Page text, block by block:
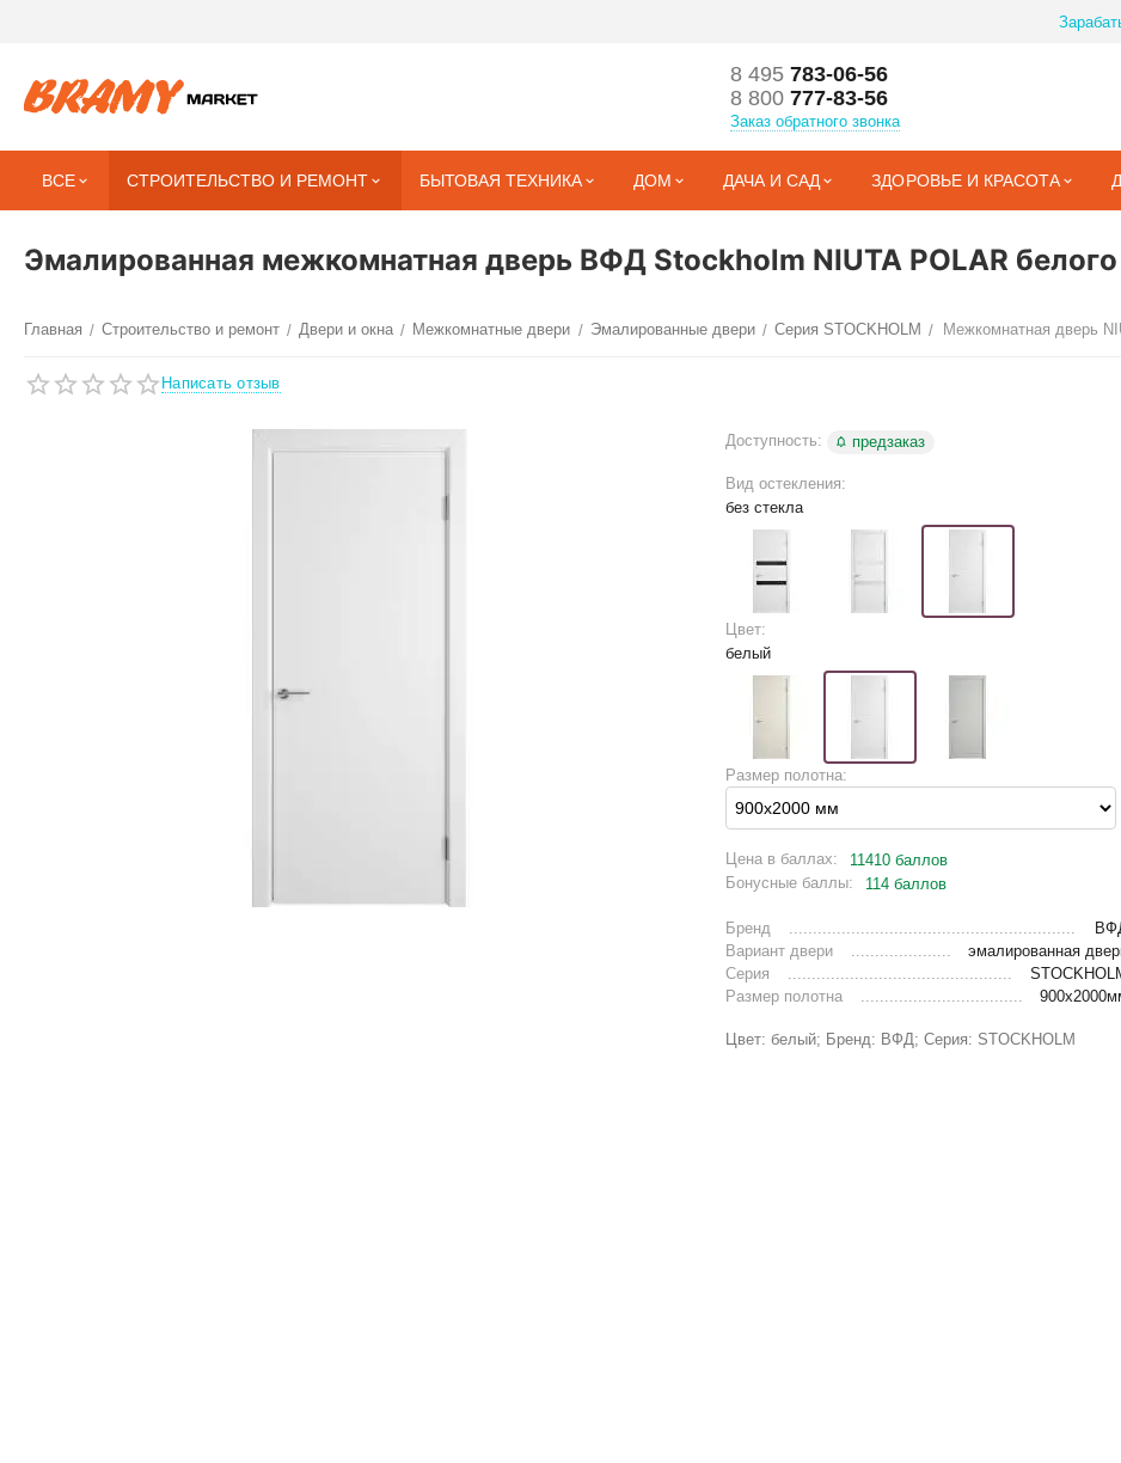
8 495783-06-56
8 800777-83-56
Заказ обратного звонка
ВСЕ СТРОИТЕЛЬСТВО И РЕМОНТ БЫТОВАЯ ТЕХНИКА ДОМ ДАЧА И САД ЗДОРОВЬЕ И КРАСОТА
Эмалированная межкомнатная дверь ВФД Stockholm NIUTA POLAR белого
Главная / Строительство и ремонт / Двери и окна / Межкомнатные двери / Эмалированные двери / Серия STOCKHOLM / Межкомнатная дверь
Написать отзыв
Доступность: предзаказ
Вид остекления:
без стекла
Цвет:
белый
Размер полотна:
Цена в баллах:
11410 баллов
Бонусные баллы:
114 баллов
Бренд
Вариант двери
эмалированная
Серия
Размер полотна
Цвет: белый; Бренд: ВФД; Серия: STOCKHOLM